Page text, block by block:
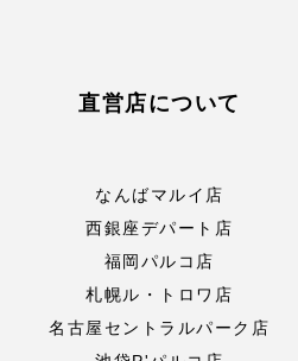
直営店について
なんばマルイ店
西銀座デパート店
福岡パルコ店
札幌ル・トロワ店
名古屋セントラルパーク店